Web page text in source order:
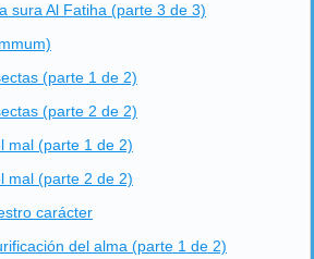
sura Al Fatiha (parte 3 de 3)
(parte 1 de 2)
(parte 2 de 2)
mal (parte 1 de 2)
mal (parte 2 de 2)
carácter
del alma (parte 1 de 2)